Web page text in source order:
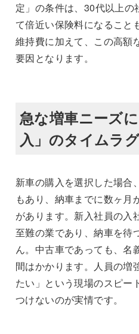
定」の条件は、30代以上
て倍近い保険料になること
維持費に加えて、この高額
要因となります。
急な増車ニーズ
入」のタイムラ
新車の購入を選択した場合
もあり、納車までに数ヶ月
があります。新入社員の入
至難の業であり、納車を待
ん。中古車であっても、名
間はかかります。人員の増
たい」という現場のスピー
つけないのが実情です。